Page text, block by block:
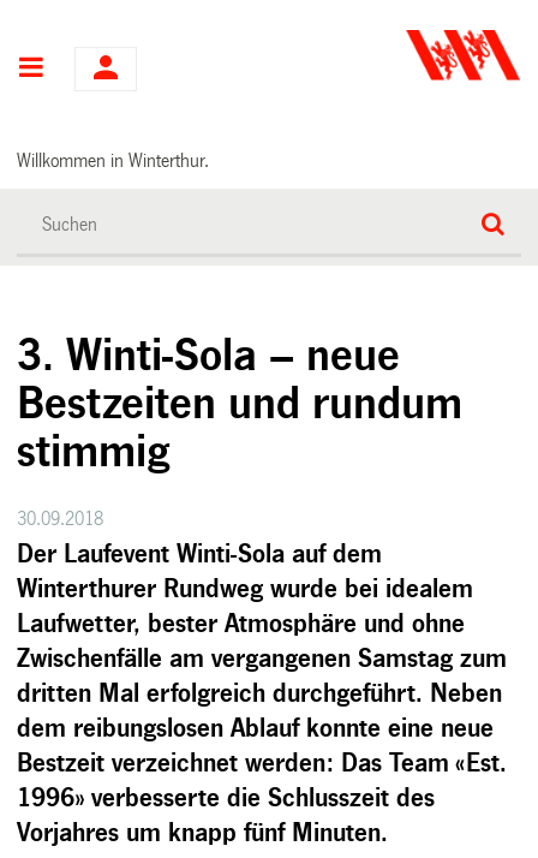
Hauptnavigation
Willkommen in Winterthur.
3. Winti-Sola – neue
Bestzeiten und rundum
stimmig
30.09.2018
Der Laufevent Winti-Sola auf dem
Winterthurer Rundweg wurde bei idealem
Laufwetter, bester Atmosphäre und ohne
Zwischenfälle am vergangenen Samstag zum
dritten Mal erfolgreich durchgeführt. Neben
dem reibungslosen Ablauf konnte eine neue
Bestzeit verzeichnet werden: Das Team «Est.
1996» verbesserte die Schlusszeit des
Vorjahres um knapp fünf Minuten.